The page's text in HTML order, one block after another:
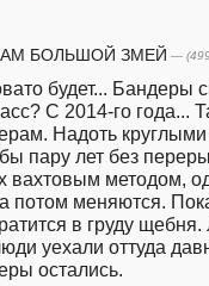
БОЛЬШОЙ ЗМЕЙ —
будет... Бандеры
С 2014-го года...
Надоть
пару лет без
вахтовым методом,
потом меняются.
в груду
уехали оттуда
остались.